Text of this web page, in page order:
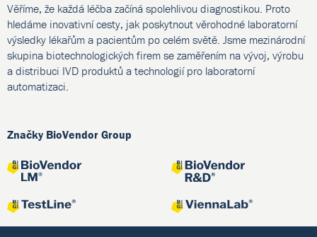
Věříme, že každá léčba začíná spolehlivou diagnostikou. Proto
hledáme inovativní cesty, jak poskytnout věrohodné laboratorní
výsledky lékařům a pacientům po celém světě. Jsme mezinárodní
skupina biotechnologických firem se zaměřením na vývoj, výrobu
a distribuci IVD produktů a technologií pro laboratorní
automatizaci.
Značky BioVendor Group